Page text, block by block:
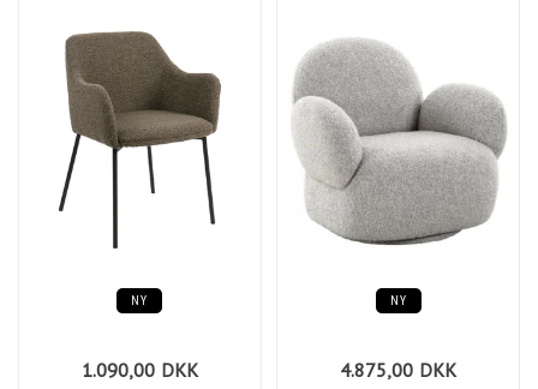
NY
1.090,00 DKK
NY
4.875,00 DKK